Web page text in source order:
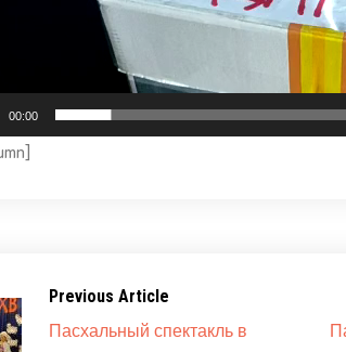
00:00
Previous Article
Пасхальный спектакль в